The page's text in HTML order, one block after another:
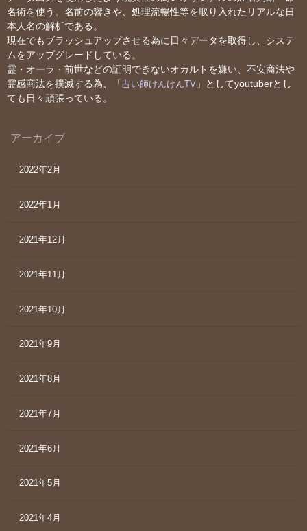
名術を使う。名前の響きや、処理流暢性等を取り入れたリアルな日
本人名の解析である。
現在でもブラッシュアップさせる為に日々データを取得し、システ
ムをアップグレードしている。
霊・オーラ・前世などの証明できないオカルトを嫌い、不安商法や
霊感商法を撲滅する為、「 占い師けんけんTV 」としてyoutuberとし
ても日々頑張っている。
アーカイブ
2022年2月
2022年1月
2021年12月
2021年11月
2021年10月
2021年9月
2021年8月
2021年7月
2021年6月
2021年5月
2021年4月